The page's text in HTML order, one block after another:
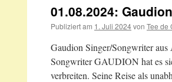
01.08.2024:
Publiziert am 1. Juli 2024von Tee de
Gaudion Singer/Songwriter
Songwriter GAUDION hat es
verbreiten. Seine Reise als